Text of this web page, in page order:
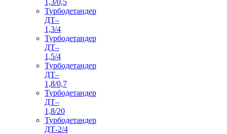
Турбодетандер
ДТ–
1,3/4
Турбодетандер
ДТ–
1,5/4
Турбодетандер
ДТ–
1,8/0,7
Турбодетандер
ДТ–
1,8/20
Турбодетандер
ДТ-2/4